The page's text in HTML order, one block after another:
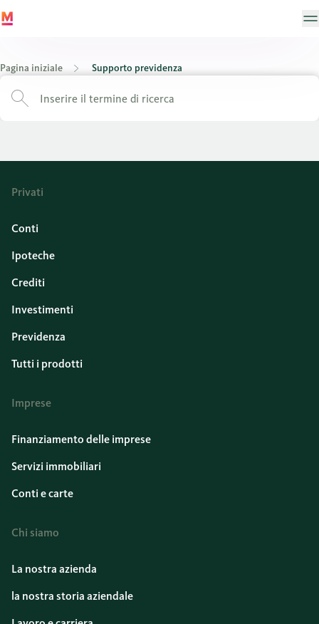
Pagina iniziale Supporto previdenza
Privati
Conti
Ipoteche
Crediti
Investimenti
Previdenza
Tutti i prodotti
Imprese
Finanziamento delle imprese
Servizi immobiliari
Conti e carte
Chi siamo
La nostra azienda
la nostra storia aziendale